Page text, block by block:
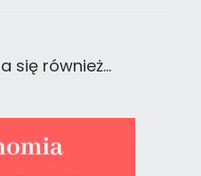
się również…